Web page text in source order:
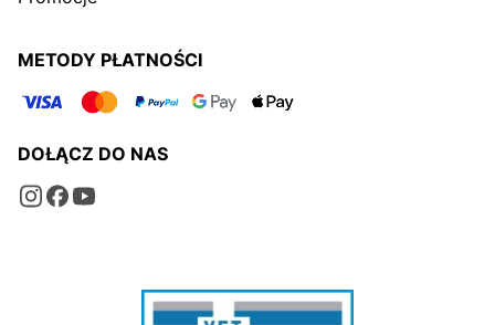
METODY PŁATNOŚCI
DOŁĄCZ DO NAS